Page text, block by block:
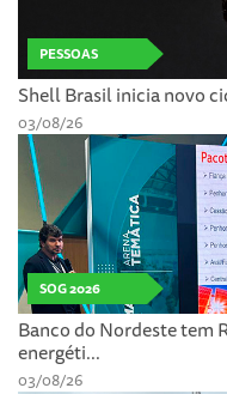
PESSOAS
Shell Brasil inicia novo
03/08/26
SOG 2026
Banco do Nordeste tem
energéti...
03/08/26